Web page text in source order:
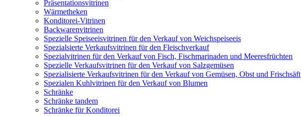
Präsentationsvitrinen
Wärmetheken
Konditorei-Vitrinen
Backwarenvitrinen
Spezielle Speiseeisvitrinen für den Verkauf von Weichspeiseeis
Spezialsierte Verkaufsvitrinen für den Fleischverkauf
Spezialvitrinen für den Verkauf von Fisch, Fischmarinaden und Meeresfrüchten
Spezielle Verkaufsvitrinen für den Verkauf von Salzgemüsen
Spezialisierte Verkaufsvitrinen für den Verkauf von Gemüsen, Obst und Frischsäft
Spezialen Kuhlvitrinen für den Verkauf von Blumen
Schränke
Schränke tandem
Schränke für Konditorei